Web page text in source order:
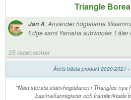
Triangle
Jan A:Använder högtalarna
Edge samt Yamaha subwoofer.
25 recensioner
Årets bästa produkt 2020-2021
"Näst största stativhögtalaren i Triangles nya
bas/mellanregister och framåtriktade